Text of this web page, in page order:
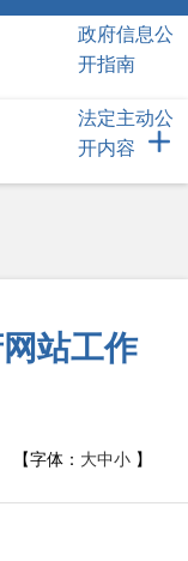
政府信息公
开指南
法定主动公
开内容
站工作
【字体： 大中小 】